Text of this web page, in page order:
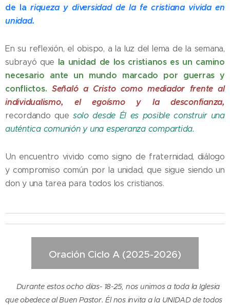
de la riqueza y diversidad de la fe cristiana vivida en
unidad.
En su reflexión, el obispo, a la luz del lema de la semana,
subrayó que la unidad de los cristianos es un camino
necesario ante un mundo marcado por guerras y
conflictos. Señaló a Cristo como mediador frente al
individualismo, el egoísmo y la desconfianza,
recordando que solo desde Él es posible construir una
auténtica comunión y una esperanza compartida.
Un encuentro vivido como signo de fraternidad, diálogo
y compromiso común por la unidad, que sigue siendo un
don y una tarea para todos los cristianos.
Oración Ciclo A (2025-2026)
Durante estos ocho días- 18-25, nos unimos a toda la Iglesia
que obedece al Buen Pastor. Él nos invita a la UNIDAD de todos